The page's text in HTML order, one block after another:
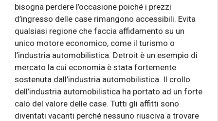
bisogna perdere l’occasione poiché i prezzi
d’ingresso delle case rimangono accessibili. Evita
qualsiasi regione che faccia affidamento su un
unico motore economico, come il turismo o
l’industria automobilistica. Detroit è un esempio di
mercato la cui economia è stata fortemente
sostenuta dall’industria automobilistica. Il crollo
dell’industria automobilistica ha portato ad un forte
calo del valore delle case. Tutti gli affitti sono
diventati vacanti perché nessuno riusciva a trovare